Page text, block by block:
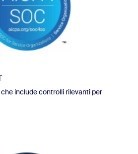
che include controlli rilevanti per